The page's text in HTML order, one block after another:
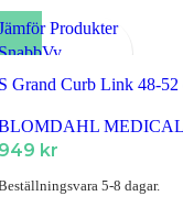
Produkter
till i Favoriter
Grand Curb Link 48-52
MEDICAL
kr
5-8 dagar.